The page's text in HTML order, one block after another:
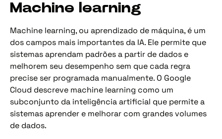
Machine learning
Machine learning, ou aprendizado de máquina, é um
dos campos mais importantes da IA. Ele permite que
sistemas aprendam padrões a partir de dados e
melhorem seu desempenho sem que cada regra
precise ser programada manualmente. O Google
Cloud descreve machine learning como um
subconjunto da inteligência artificial que permite a
sistemas aprender e melhorar com grandes volumes
de dados.